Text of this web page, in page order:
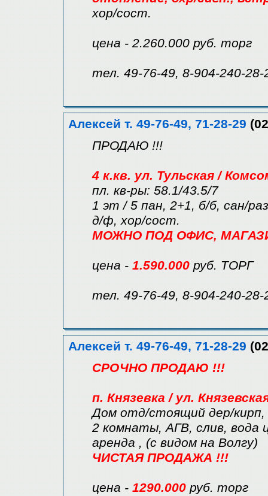
хор/сост.
цена - 2.260.000 руб. торг
тел. 49-76-49, 8-904-240-28-
Алексей т. 49-76-49, 71-28-29
ПРОДАЮ !!!
4 к.кв. ул. Тульская /
пл. кв-ры: 58.1/43.5/7
1 эт / 5 пан, 2+1, б/б, сан/
д/ф, хор/сост.
МОЖНО ПОД ОФИС,
цена - 1.590.000 руб. ТОРГ
тел. 49-76-49, 8-904-240-28-
Алексей т. 49-76-49, 71-28-29
СРОЧНО ПРОДАЮ !!!
п. Князевка / ул.
Дом отд/стоящий дер/кирп,
2 комнаты, АГВ, слив, вода
аренда , (с видом на Волгу)
ЧИСТАЯ ПРОДАЖА !!!
цена - 1290.000 руб. торг